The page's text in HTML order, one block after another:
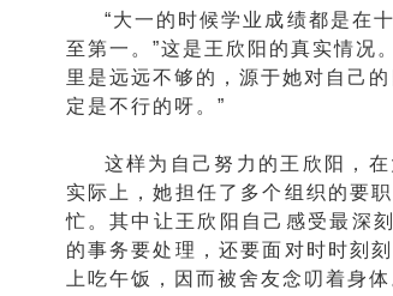
“大一的时候学业成绩都是在
至第一。”这是王欣阳的真实情况
里是远远不够的，源于她对自己
定是不行的呀。”
这样为自己努力的王欣阳，
实际上，她担任了多个组织的要
忙。其中让王欣阳自己感受最深
的事务要处理，还要面对时时刻
上吃午饭，因而被舍友念叨着身